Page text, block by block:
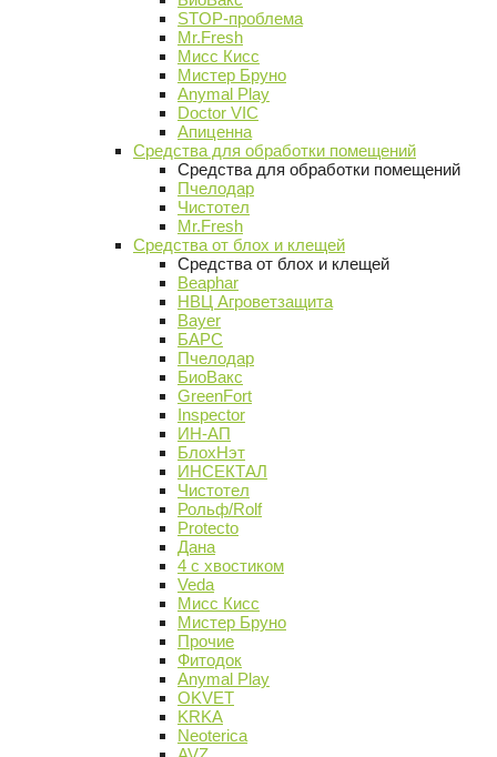
STOP-проблема
Mr.Fresh
Мисс Кисс
Мистер Бруно
Anymal Play
Doctor VIC
Апиценна
Средства для обработки помещений
Средства для обработки помещений
Пчелодар
Чистотел
Mr.Fresh
Средства от блох и клещей
Средства от блох и клещей
Beaphar
НВЦ Агроветзащита
Bayer
БАРС
Пчелодар
БиоВакс
GreenFort
Inspector
ИН-АП
БлохНэт
ИНСЕКТАЛ
Чистотел
Рольф/Rolf
Protecto
Дана
4 с хвостиком
Veda
Мисс Кисс
Мистер Бруно
Прочие
Фитодок
Anymal Play
OKVET
KRKA
Neoterica